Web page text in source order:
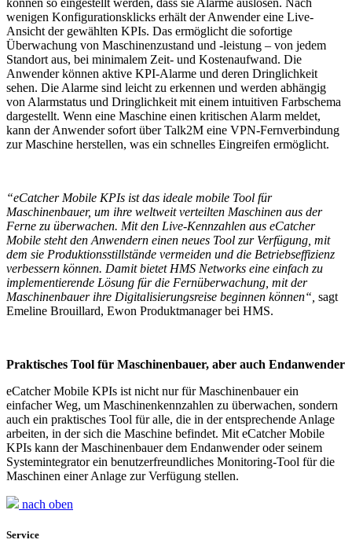
wenigen Konfigurationsklicks erhält der Anwender eine Live-
Ansicht der gewählten KPIs. Das ermöglicht die sofortige
Überwachung von Maschinenzustand und -leistung – von jedem
Standort aus, bei minimalem Zeit- und Kostenaufwand. Die
Anwender können aktive KPI-Alarme und deren Dringlichkeit
sehen. Die Alarme sind leicht zu erkennen und werden abhängig
von Alarmstatus und Dringlichkeit mit einem intuitiven Farbschema
dargestellt. Wenn eine Maschine einen kritischen Alarm meldet,
kann der Anwender sofort über Talk2M eine VPN-Fernverbindung
zur Maschine herstellen, was ein schnelles Eingreifen ermöglicht.
“eCatcher Mobile KPIs ist das ideale mobile Tool für
Maschinenbauer, um ihre weltweit verteilten Maschinen aus der
Ferne zu überwachen. Mit den Live-Kennzahlen aus eCatcher
Mobile steht den Anwendern einen neues Tool zur Verfügung, mit
dem sie Produktionsstillstände vermeiden und die Betriebseffizienz
verbessern können. Damit bietet HMS Networks eine einfach zu
implementierende Lösung für die Fernüberwachung, mit der
Maschinenbauer ihre Digitalisierungsreise beginnen können“, sagt
Emeline Brouillard, Ewon Produktmanager bei HMS.
Praktisches Tool für Maschinenbauer, aber auch Endanwender
eCatcher Mobile KPIs ist nicht nur für Maschinenbauer ein
einfacher Weg, um Maschinenkennzahlen zu überwachen, sondern
auch ein praktisches Tool für alle, die in der entsprechende Anlage
arbeiten, in der sich die Maschine befindet. Mit eCatcher Mobile
KPIs kann der Maschinenbauer dem Endanwender oder seinem
Systemintegrator ein benutzerfreundliches Monitoring-Tool für die
Maschinen einer Anlage zur Verfügung stellen.
nach oben
Service